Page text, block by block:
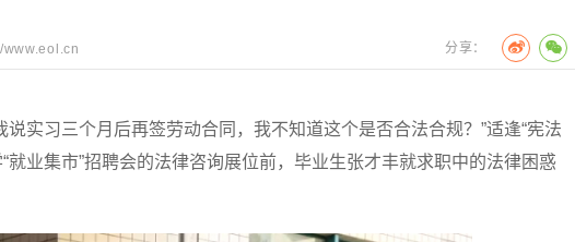
www.eol.cn 分享：
习三个月后再签劳动合同，我不知道这个是否合法合规？”适逢“宪法
就业集市”招聘会的法律咨询展位前，毕业生张才丰就求职中的法律困惑